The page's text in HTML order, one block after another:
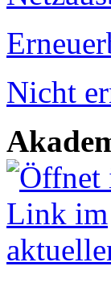
Nicht